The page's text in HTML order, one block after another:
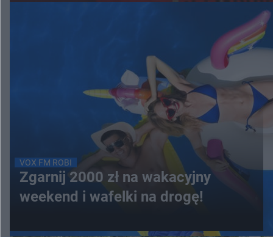
VOX FM ROBI
Zgarnij 2000 zł na wakacyjny
weekend i wafelki na drogę!